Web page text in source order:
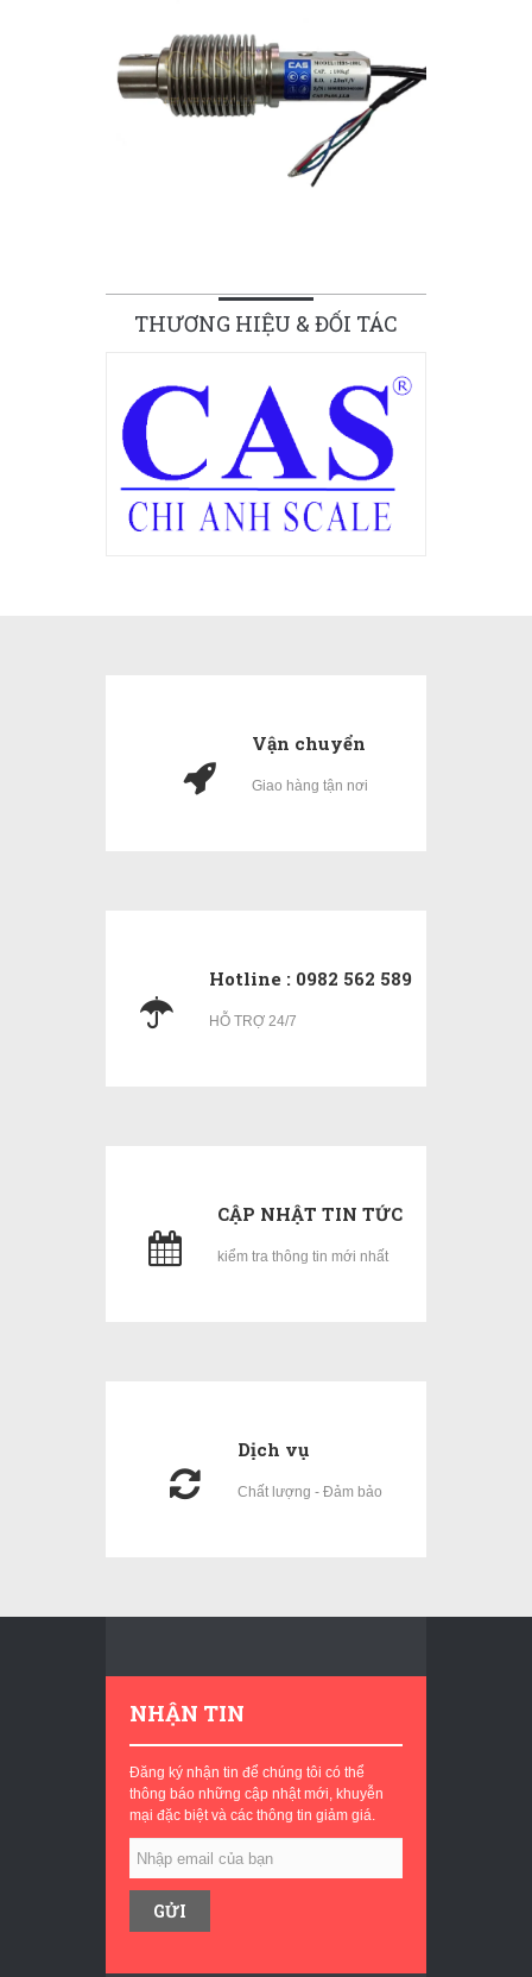
THƯƠNG HIỆU & ĐỐI TÁC
Vận chuyển
Giao hàng tận nơi
Hotline : 0982 562 589
HỖ TRỢ 24/7
CẬP NHẬT TIN TỨC
kiểm tra thông tin mới nhất
Dịch vụ
Chất lượng - Đảm bảo
NHẬN TIN
Đăng ký nhận tin để chúng tôi có thể
thông báo những cập nhật mới, khuyễn
mại đặc biệt và các thông tin giảm giá.